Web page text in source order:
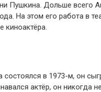
Пушкина. Дольше всего
На этом его работа в
киноактёра.
в 1973-м, он
актёр, он никогда